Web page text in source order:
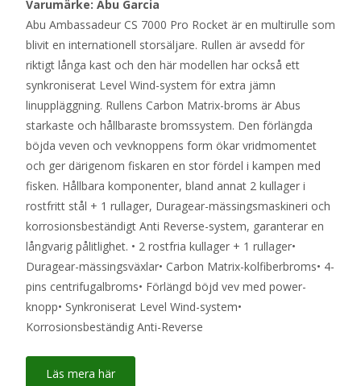
Varumärke: Abu Garcia
Abu Ambassadeur CS 7000 Pro Rocket är en multirulle som
blivit en internationell storsäljare. Rullen är avsedd för
riktigt långa kast och den här modellen har också ett
synkroniserat Level Wind-system för extra jämn
linuppläggning. Rullens Carbon Matrix-broms är Abus
starkaste och hållbaraste bromssystem. Den förlängda
böjda veven och vevknoppens form ökar vridmomentet
och ger därigenom fiskaren en stor fördel i kampen med
fisken. Hållbara komponenter, bland annat 2 kullager i
rostfritt stål + 1 rullager, Duragear-mässingsmaskineri och
korrosionsbeständigt Anti Reverse-system, garanterar en
långvarig pålitlighet. • 2 rostfria kullager + 1 rullager•
Duragear-mässingsväxlar• Carbon Matrix-kolfiberbroms• 4-
pins centrifugalbroms• Förlängd böjd vev med power-
knopp• Synkroniserat Level Wind-system•
Korrosionsbeständig Anti-Reverse
Läs mera här